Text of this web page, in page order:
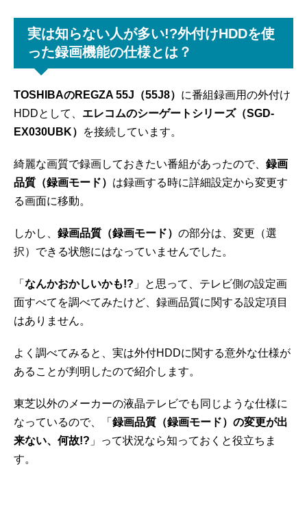
実は知らない人が多い!?外付けHDDを使
った録画機能の仕様とは？
TOSHIBAのREGZA 55J（55J8） に番組録画用の外付け
HDDとして、 エレコムのシーゲートシリーズ（SGD-
EX030UBK）
を接続しています。
綺麗な画質で録画しておきたい番組があったので、 録画
品質（録画モード） は録画する時に詳細設定から変更す
る画面に移動。
しかし、 録画品質（録画モード） の部分は、変更（選
択）できる状態にはなっていませんでした。
「 なんかおかしいかも!? 」と思って、テレビ側の設定画
面すべてを調べてみたけど、録画品質に関する設定項目
はありません。
よく調べてみると、実は外付HDDに関する意外な仕様が
あることが判明したので紹介します。
東芝以外のメーカーの液晶テレビでも同じような仕様に
なっているので、「 録画品質（録画モード）の変更が出
来ない、何故!? 」って状況なら知っておくと役立ちま
す。